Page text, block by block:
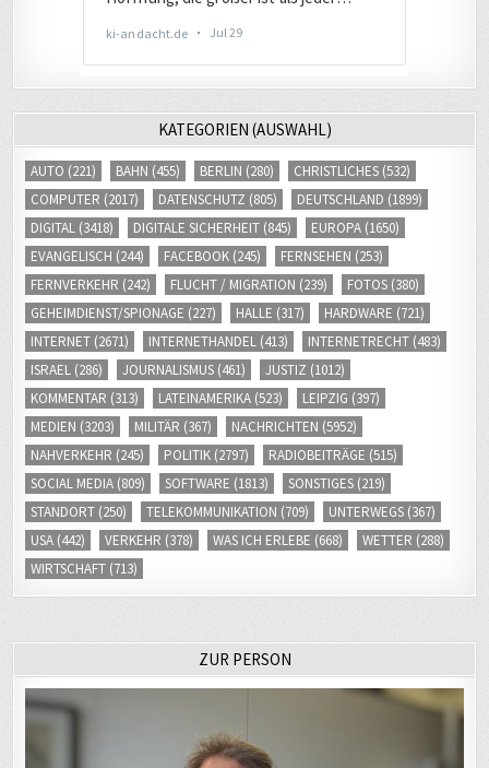
KATEGORIEN (AUSWAHL)
AUTO (221) BAHN (455) BERLIN (280) CHRISTLICHES (532)
COMPUTER (2017) DATENSCHUTZ (805) DEUTSCHLAND (1899)
DIGITAL (3418) DIGITALE SICHERHEIT (845) EUROPA (1650)
EVANGELISCH (244) FACEBOOK (245) FERNSEHEN (253)
FERNVERKEHR (242) FLUCHT / MIGRATION (239) FOTOS (380)
GEHEIMDIENST/SPIONAGE (227) HALLE (317) HARDWARE (721)
INTERNET (2671) INTERNETHANDEL (413) INTERNETRECHT (483)
ISRAEL (286) JOURNALISMUS (461) JUSTIZ (1012)
KOMMENTAR (313) LATEINAMERIKA (523) LEIPZIG (397)
MEDIEN (3203) MILITÄR (367) NACHRICHTEN (5952)
NAHVERKEHR (245) POLITIK (2797) RADIOBEITRÄGE (515)
SOCIAL MEDIA (809) SOFTWARE (1813) SONSTIGES (219)
STANDORT (250) TELEKOMMUNIKATION (709) UNTERWEGS (367)
USA (442) VERKEHR (378) WAS ICH ERLEBE (668) WETTER (288)
WIRTSCHAFT (713)
ZUR PERSON